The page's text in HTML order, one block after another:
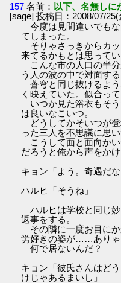
157 名前： 以下、名無しに
[sage] 投稿日：2008/07/
今度は見間違いでも
てしまった。
そりゃさっきからカ
来てるかもとは思ってい
こんな市の人口の半
う人の波の中で対面す
蒼穹と同じ抜けるよ
く映えていた。似合って
いつか見た浴衣もそ
は良いなこいつ。
どうしてかそいつが
った三人を不思議に思い
こうして面と面向か
だろうと俺から声をかけ
キョン「よう。奇遇だな
ハルヒ「そうね」
ハルヒは学校と同じ
返事をする。
その隣に一度お目に
労好きの姿が……ありゃ
何で居ないんだ？
キョン「彼氏さんはど
けじゃあるまいし」